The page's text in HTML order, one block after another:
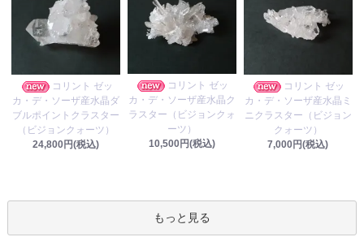
コリント ゼッ
カ・デ・ソーザ産水晶ダ
ブルポイントクラスター
（ビジョンクォーツ）
24,800円(税込)
コリント ゼッ
カ・デ・ソーザ産水晶ク
ラスター（ビジョンクォ
ーツ）
10,500円(税込)
コリント ゼッ
カ・デ・ソーザ産水晶ミ
ニクラスター（ビジョン
クォーツ）
7,000円(税込)
もっと見る